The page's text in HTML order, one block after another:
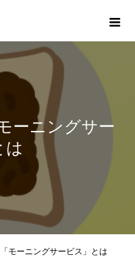
ーニングサー
は
モーニングサービス」とは